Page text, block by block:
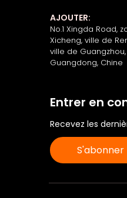
AJOUTER:
No.1 Xingda Road,
Xicheng, ville de
ville de
Guangdong, Chine
Entrer en
Recevez les
S'abonner